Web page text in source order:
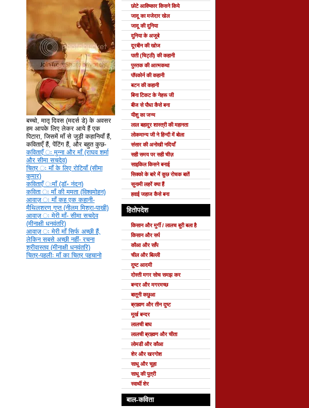
बच्चो, मातृ दिवस (मदर्स डे) के अवसर
हम आपके लिए लेकर आये हैं एक
पिटारा, जिसमें माँ से जुड़ी कहानियाँ हैं,
कविताएँ हैं, पेंटिंग हैं, और बहुत कुछ-
कविताएँ ‍ः मुन्ना और माँ (राघव शर्मा
और सीमा सचदेव)
चित्र ‍ः माँ के लिए रोटियाँ (सीमा
कुमार)
कविताएँ ‍ःमाँ (डॉ॰ नंदन)
कविता ‍ः माँ की ममता (विश्वमोहन)
आवाज़ ‍ः माँ कह एक कहानी-
मैथिलशरण गुप्त (नीलम मिश्रा-पाखी)
आवाज़ ‍ः मेरी माँ- सीमा सचदेव
(मीनाक्षी धनवंतरि)
आवाज़ ‍ः मेरी माँ सिर्फ अच्छी हैं,
लेकिन सबसे अच्छी नहीं- रचना
श्रीवास्तव (मीनाक्षी धनवंतरि)
चित्र-पहलीः माँ का चित्र पहचानो
छोटे आविष्कार किसने किये
जादू का मजेदार खेल
जादू की दुनिया
दुनिया के अजूबे
दूरबीन की खोज
पाती (चिट्ठी) की कहानी
पुस्तक की आत्मकथा
पॉपकोर्न की कहानी
बटन की कहानी
बिना टिकट के नेहरू जी
बीज से पौधा कैसे बना
यीशु का जन्म
लाल बहादुर शास्त्री की महानता
लोकमान्य जी ने हिन्दी में बोला
संसार की अनोखी नदियाँ
सही समय पर सही चीज़
साइकिल किसने बनाई
सिक्को के बारे में कुछ रोचक बातें
सुनामी लहरें क्या हैं
हवाई जहाज कैसे बना
हितोपदेश
किसान और मुर्गी / लालच बुरी बला है
किसान और सर्प
कौआ और साँप
चील और बिल्ली
दुष्ट आदमी
दोस्ती मगर सोच समझ कर
बन्दर और मगरमच्छ
बातूनी कछुआ
ब्राह्मण और तीन दुष्ट
मूर्ख बन्दर
लालची बाघ
लालची ब्राह्मण और चीता
लोमडी और कौआ
शेर और खरगोश
साधु और चूहा
साधु की पुत्री
स्वार्थी शेर
बाल-कविता